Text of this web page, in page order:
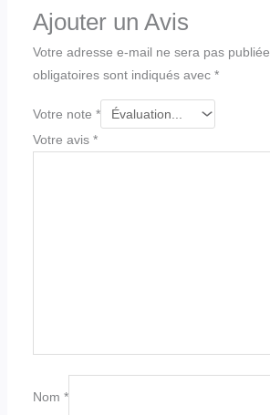
Ajouter un Avis
Votre adresse e-mail ne sera pas publiée.
obligatoires sont indiqués avec *
Votre note *
Votre avis *
Nom *